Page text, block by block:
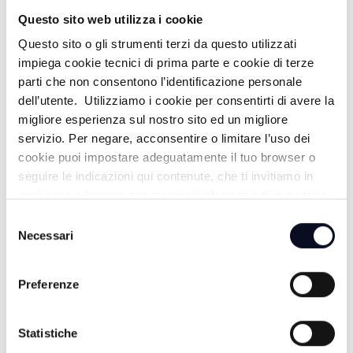
Questo sito web utilizza i cookie
Questo sito o gli strumenti terzi da questo utilizzati
impiega cookie tecnici di prima parte e cookie di terze
parti che non consentono l’identificazione personale
dell’utente. Utilizziamo i cookie per consentirti di avere la
migliore esperienza sul nostro sito ed un migliore
servizio. Per negare, acconsentire o limitare l’uso dei
cookie puoi impostare adeguatamente il tuo browser o
seguire le indicazioni qui contenute, che ti invitiamo in
delNecessari
Preferenze
Statistiche
AGRILINEA
TG GIORNO
17:30
#FOCUS / FACCIA A FACCIA